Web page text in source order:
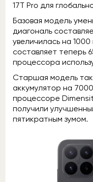
17T Pro для
Базовая модель
диагональ
увеличилась на
составляет теперь
процессора
Старшая модель
аккумулятор на
процессоре
получили
пятикратным зумом.